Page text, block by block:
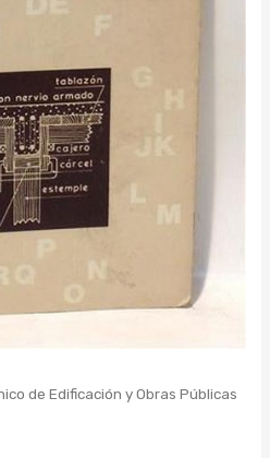
de Edificación y Obras Públicas